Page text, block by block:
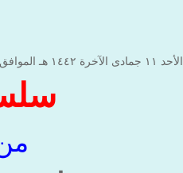
الأحد ۱۱ جمادى الآخرة ۱٤٤۲ هـ الموافق ۲٤ يناير ۲۰۲۱ مـ |